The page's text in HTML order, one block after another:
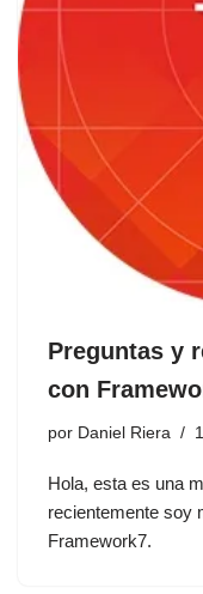
Preguntas y
con
por Daniel Riera
Hola, esta es una
recientemente soy
Framework7.